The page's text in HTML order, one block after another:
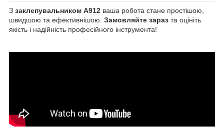
З заклепувальником A912 ваша робота стане простішою,
швидшою та ефективнішою. Замовляйте зараз та оцініть
якість і надійність професійного інструмента!